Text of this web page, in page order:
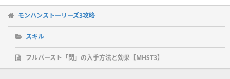
モンハンストーリーズ3攻略
スキル
フルバースト「閃」の入手方法と効果【MHST3】